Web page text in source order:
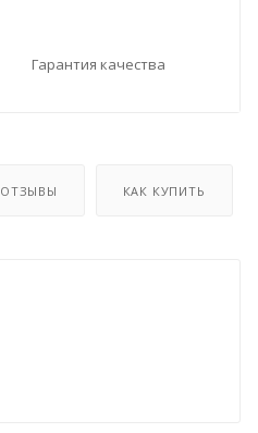
Гарантия качества
ОТЗЫВЫ КАК КУПИТЬ